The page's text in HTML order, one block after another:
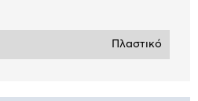
Πλαστικό